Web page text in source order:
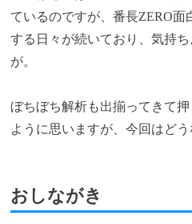
ているのですが、番長ZERO面
する日々が続いており、気持
が。
ぼちぼち解析も出揃ってきて
ように思いますが、今回はどう
おしながき